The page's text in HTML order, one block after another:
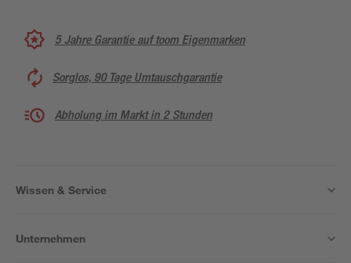
5 Jahre Garantie auf toom Eigenmarken
Sorglos, 90 Tage Umtauschgarantie
Abholung im Markt in 2 Stunden
Wissen & Service
Unternehmen